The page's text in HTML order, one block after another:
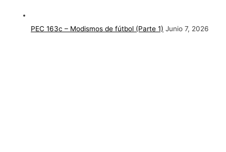
PEC 163c – Modismos de fútbol (Parte 1) Junio 7, 2026